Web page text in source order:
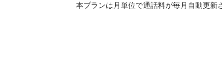
本プランは月単位で通話料が毎月自動更新